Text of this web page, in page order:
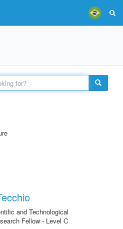
and Technological
Fellow - Level C